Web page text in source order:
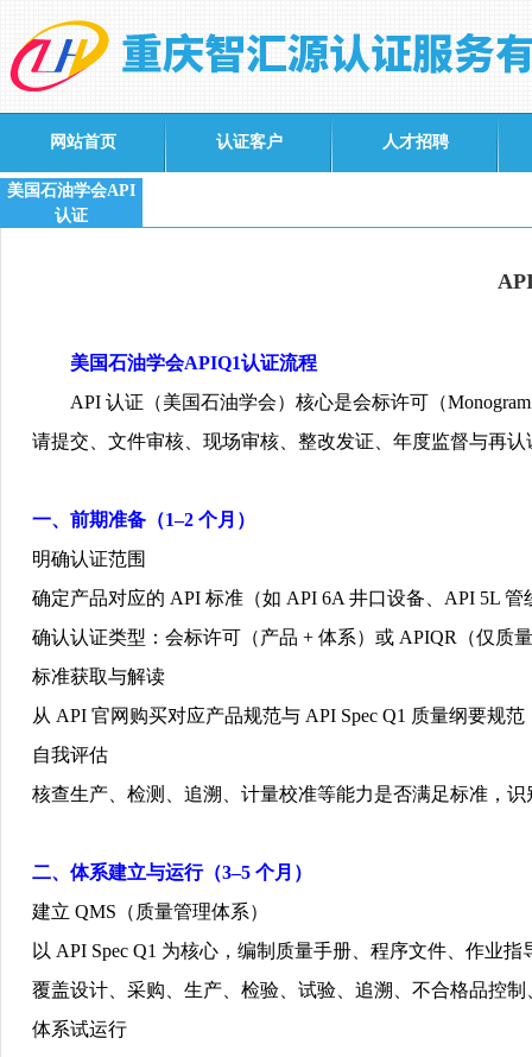
网站首页 认证客户 人才招聘
美国石油学会API
认证
美国石油学会APIQ1认证流程
API 认证（美国石油学会）核心是会标许可（Monogram
请提交、文件审核、现场审核、整改发证、年度监督与再
一、前期准备（1–2 个月）
明确认证范围
确定产品对应的 API 标准（如 API 6A 井口设备、 API 5L 管
确认认证类型：会标许可（产品 + 体系）或 APIQR
（仅质
标准获取与解读
从 API 官网购买对应产品规范与 API Spec Q1 质量纲要规
自我评估
核查生产、检测、追溯、计量校准等能力是否满足标准，识
二、体系建立与运行（3–5 个月）
建立 QMS （质量管理体系）
以 API Spec Q1 为核心，编制质量手册、程序文件、作业
覆盖设计、采购、生产、检验、试验、追溯、不合格品控
体系试运行